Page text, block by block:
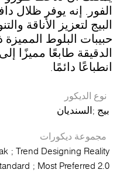
الفور. إنه يوفر ظلال
البيج لتعزيز الأناقة
حبيبات البلوط المميزة
الدقيقة طابعًا مميزًا إلى
انطباعًا دائمًا.
نوع الديكور
السنديان
مجموعة ديكورات
Trend Designing Reality
Oak
Most Preferred 2.0
Standard